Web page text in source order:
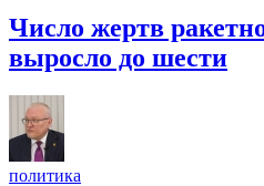
Число жертв
выросло до шести
политика